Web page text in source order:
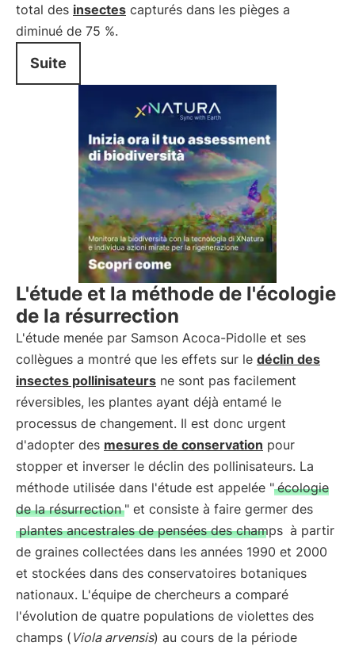
total des insectes capturés dans les pièges a
diminué de 75 %.
Suite
L'étude et la méthode de l'écologie
de la résurrection
L'étude menée par Samson Acoca-Pidolle et ses
collègues a montré que les effets sur le déclin des
insectes pollinisateurs ne sont pas facilement
réversibles, les plantes ayant déjà entamé le
processus de changement. Il est donc urgent
d'adopter des mesures de conservation pour
stopper et inverser le déclin des pollinisateurs. La
méthode utilisée dans l'étude est appelée " écologie
de la résurrection " et consiste à faire germer des
plantes ancestrales de pensées des champs à partir
de graines collectées dans les années 1990 et 2000
et stockées dans des conservatoires botaniques
nationaux. L'équipe de chercheurs a comparé
l'évolution de quatre populations de violettes des
champs ( Viola arvensis) au cours de la période